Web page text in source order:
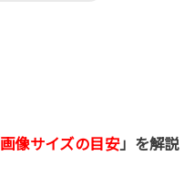
画像サイズの目安」を解説